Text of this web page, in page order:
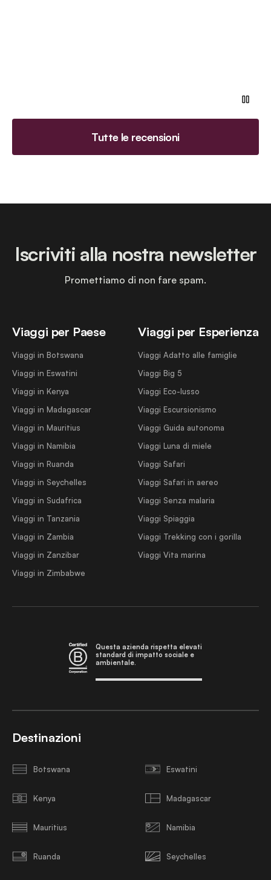
Tutte le recensioni
Viaggi per Paese
Viaggi in Botswana
Viaggi in Eswatini
Viaggi in Kenya
Viaggi in Madagascar
Viaggi in Mauritius
Viaggi in Namibia
Viaggi in Ruanda
Viaggi in Seychelles
Viaggi in Sudafrica
Viaggi in Tanzania
Viaggi in Zambia
Viaggi in Zanzibar
Viaggi in Zimbabwe
Viaggi per Esperienza
Viaggi Adatto alle famiglie
Viaggi Big 5
Viaggi Eco-lusso
Viaggi Escursionismo
Viaggi Guida autonoma
Viaggi Luna di miele
Viaggi Safari
Viaggi Safari in aereo
Viaggi Senza malaria
Viaggi Spiaggia
Viaggi Trekking con i gorilla
Viaggi Vita marina
Iscriviti alla nostra newsletter
Promettiamo di non fare spam.
Questa azienda rispetta elevati
standard di impatto sociale e
ambientale.
Destinazioni
Botswana Eswatini
Kenya Madagascar
Mauritius Namibia
Ruanda Seychelles